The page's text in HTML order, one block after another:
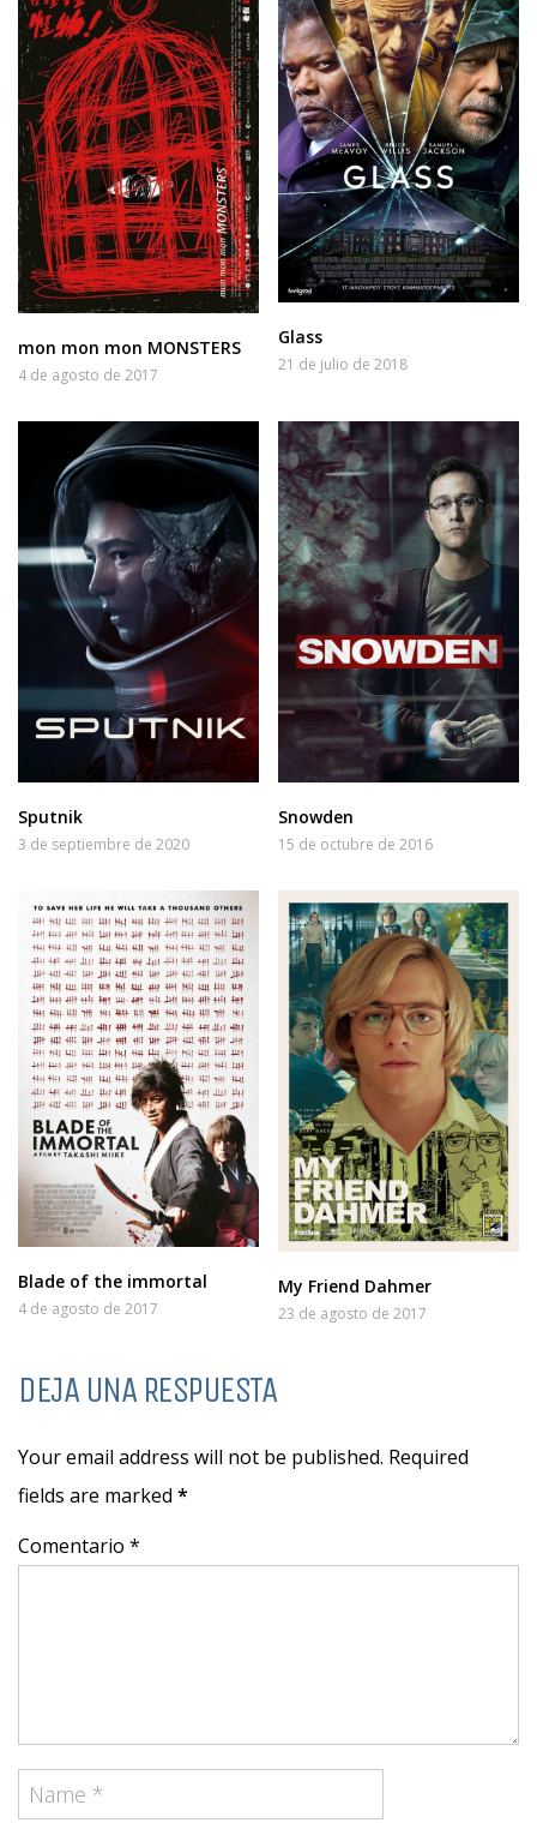
mon mon mon MONSTERS
4 de agosto de 2017
Glass
21 de julio de 2018
Sputnik
3 de septiembre de 2020
Snowden
15 de octubre de 2016
Blade of the immortal
4 de agosto de 2017
My Friend Dahmer
23 de agosto de 2017
DEJA UNA RESPUESTA
Your email address will not be published. Required
fields are marked *
Comentario *